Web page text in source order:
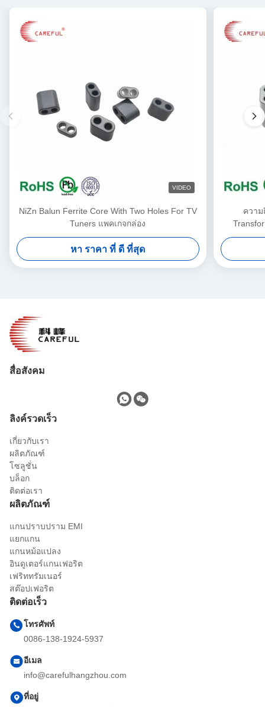
VIDEO
NiZn Balun Ferrite Core With Two Holes For TV
Tuners แพคเกจกล่อง
หา ราคา ที่ ดี ที่สุด
ความ
สื่อสังคม
ลิงค์รวดเร็ว
เกี่ยวกับเรา
ผลิตภัณฑ์
โซลูชั่น
บล็อก
ติดต่อเรา
ผลิตภัณฑ์
แกนปราบปราม EMI
แยกแกน
แกนหม้อแปลง
อินดูเตอร์แกนเฟอริต
เฟริททรัมเนอร์
สต๊อปเฟอริต
ติดต่อเร็ว
โทรศัพท์
0086-138-1924-5937
อีเมล
info@carefulhangzhou.com
ที่อยู่